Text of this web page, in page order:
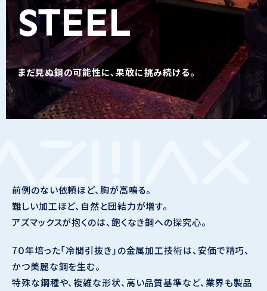
STEEL
まだ見ぬ鋼の可能性に、果敢に挑み続ける。
前例のない依頼ほど、胸が高鳴る。
難しい加工ほど、自然と団結力が増す。
アズマックスが抱くのは、飽くなき鋼への探究心。
7０年培った「冷間引抜き」の金属加工技術は、安価で精巧、
かつ美麗な鋼を生む。
特殊な鋼種や、複雑な形状、高い品質基準など、 業界も製品